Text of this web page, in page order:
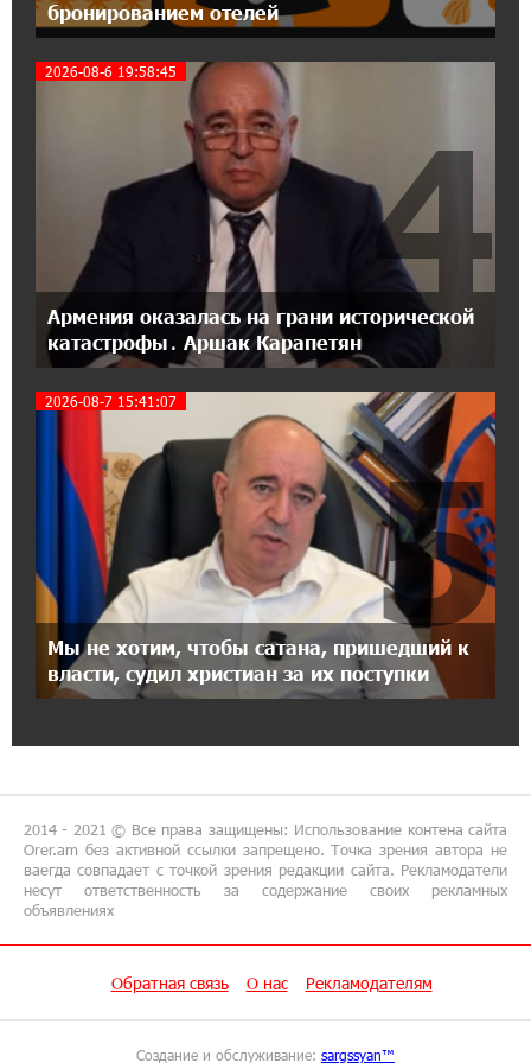
День благодарности клиентам в Ванадзоре:
IDBank
17:07:36 11-07-2026
Пашинян замотивирован уничтожить
Армению․ Аршак Карапетян
14:27:40 11-07-2026
«Мой лес Армения» — бенефициар
инициативы «Сила одного драма» в июле
12:56:04 11-07-2026
Станьте акционером Юнибанка и
воспользуйтесь выгодным инвестиционным
предложением
21:45:09 9-07-2026
IDBank предупреждает о мошеннических
звонках от имени пенсионных фондов
15:50:50 9-07-2026
Небольшой французский уголок в Раздане
Предателя Пашиняна нужно скинуть с трона.
18:38:14 8-07-2026
Глава МИД Иордании: Подписание мирного
соглашения между Арменией и
бронированием отелей
2026-08-6 19:58:45
Армения оказалась на грани исторической
катастрофы․ Аршак Карапетян
4
2026-08-7 15:41:07
Мы не хотим, чтобы сатана, пришедший к
власти, судил христиан за их поступки
5
2014 - 2021 © Все права защищены: Использование контена сайта
Orer.am без активной ссылки запрещено. Точка зрения автора не
ваегда совпадает с точкой зрения редакции сайта. Рекламодатели
несут ответственность за содержание своих рекламных
объявлениях
Обратная связь О нас Рекламодателям
Создание и обслуживание: sargssyan™